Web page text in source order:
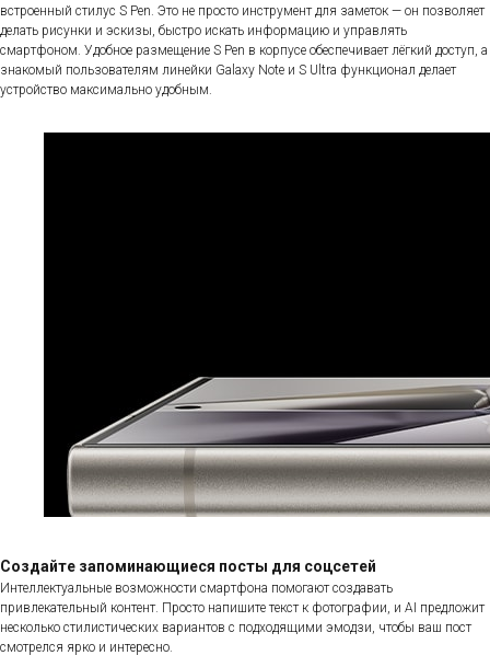
встроенный стилус S Pen. Это не просто инструмент для заметок — он позволяет
делать рисунки и эскизы, быстро искать информацию и управлять
смартфоном. Удобное размещение S Pen в корпусе обеспечивает лёгкий доступ, а
знакомый пользователям линейки Galaxy Note и S Ultra функционал делает
устройство максимально удобным.
Создайте запоминающиеся посты для соцсетей
Интеллектуальные возможности смартфона помогают создавать
привлекательный контент. Просто напишите текст к фотографии, и AI предложит
несколько стилистических вариантов с подходящими эмодзи, чтобы ваш пост
смотрелся ярко и интересно.